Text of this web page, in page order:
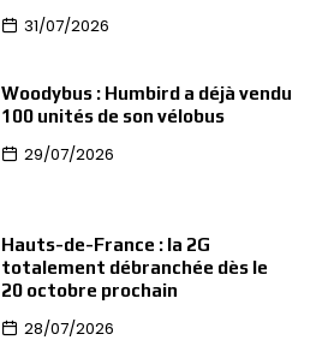
31/07/2026
Woodybus : Humbird a déjà vendu
100 unités de son vélobus
29/07/2026
Hauts-de-France : la 2G
totalement débranchée dès le
20 octobre prochain
28/07/2026